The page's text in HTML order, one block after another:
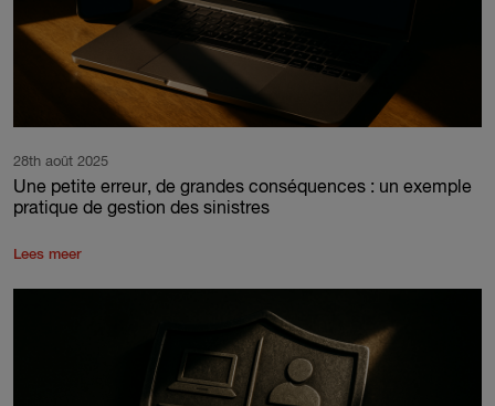
28th août 2025
Une petite erreur, de grandes conséquences : un exemple
pratique de gestion des sinistres
Lees meer